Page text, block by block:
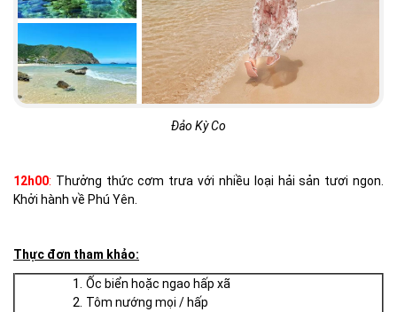
Đảo Kỳ Co
12h00: Thưởng thức cơm trưa với nhiều loại hải sản tươi ngon.
Khởi hành về Phú Yên.
Thực đơn tham khảo:
Ốc biển hoặc ngao hấp xã
Tôm nướng mọi / hấp